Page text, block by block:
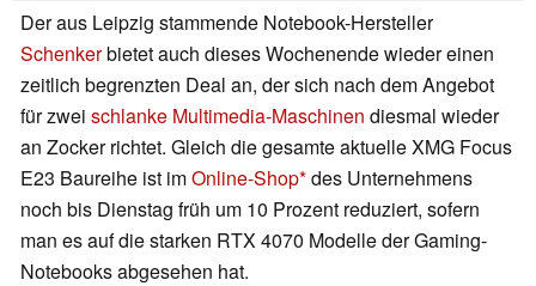
Der aus Leipzig stammende Notebook-Hersteller
Schenkerbietet auch dieses Wochenende wieder einen
zeitlich begrenzten Deal an, der sich nach dem Angebot
für zwei schlanke Multimedia-Maschinen diesmal wieder
an Zocker richtet. Gleich die gesamte aktuelle XMG Focus
E23 Baureihe ist imOnline-Shop des Unternehmens
noch bis Dienstag früh um 10 Prozent reduziert, sofern
man es auf die starken RTX 4070 Modelle der Gaming-
Notebooks abgesehen hat.